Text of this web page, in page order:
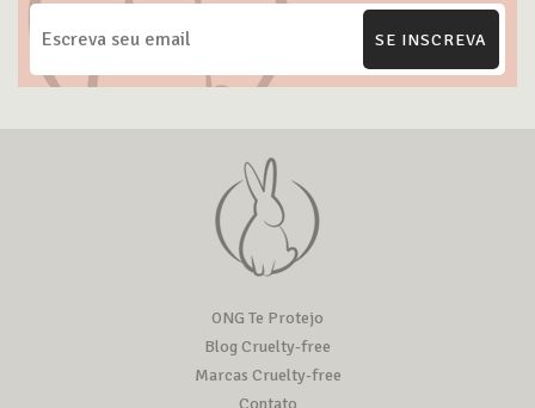
SE INSCREVA
ONG Te Protejo
Blog Cruelty-free
Marcas Cruelty-free
Contato